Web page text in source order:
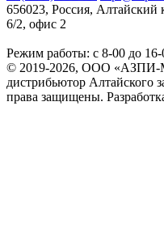
656023, Россия, Алтайский
6/2, офис 2
Режим работы: с 8-00 до 16-
© 2019-2026, ООО «АЗПИ-
дистрибьютор Алтайского
права защищены.